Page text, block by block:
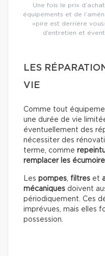
Une fois le prix
équipements et de
«pire est derrière
d’entretien et
LES
VIE
Comme tout
une durée de vie
éventuellement des
nécessiter des
terme, comme
remplacer les
Les pompes filtres et
mécaniques doivent
périodiquement. Ces
imprévues, mais elles
possession.